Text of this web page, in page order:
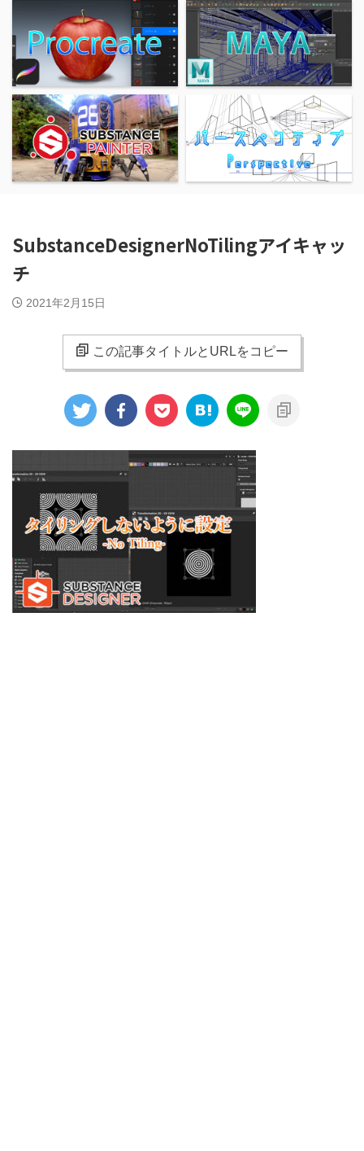
SubstanceDesignerNoTilingアイキャッ
チ
2021年2月15日
この記事タイトルとURLをコピー